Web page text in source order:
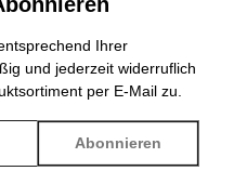
Ihrer
und jederzeit widerruflich
per E-Mail zu.
Abonnieren